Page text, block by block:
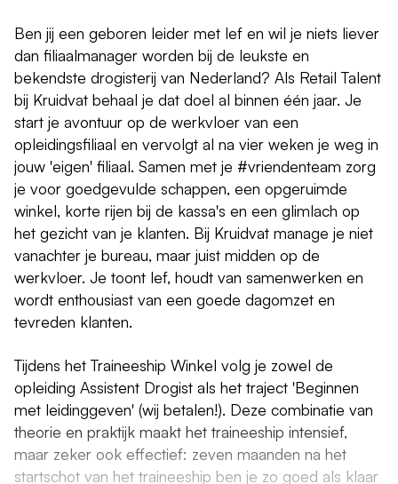
Ben jij een geboren leider met lef en wil je niets liever
dan filiaalmanager worden bij de leukste en
bekendste drogisterij van Nederland? Als Retail Talent
bij Kruidvat behaal je dat doel al binnen één jaar. Je
start je avontuur op de werkvloer van een
opleidingsfiliaal en vervolgt al na vier weken je weg in
jouw 'eigen' filiaal. Samen met je #vriendenteam zorg
je voor goedgevulde schappen, een opgeruimde
winkel, korte rijen bij de kassa's en een glimlach op
het gezicht van je klanten. Bij Kruidvat manage je niet
vanachter je bureau, maar juist midden op de
werkvloer. Je toont lef, houdt van samenwerken en
wordt enthousiast van een goede dagomzet en
tevreden klanten.
Tijdens het Traineeship Winkel volg je zowel de
opleiding Assistent Drogist als het traject 'Beginnen
met leidinggeven' (wij betalen!). Deze combinatie van
theorie en praktijk maakt het traineeship intensief,
maar zeker ook effectief: zeven maanden na het
startschot van het traineeship ben je zo goed als klaar